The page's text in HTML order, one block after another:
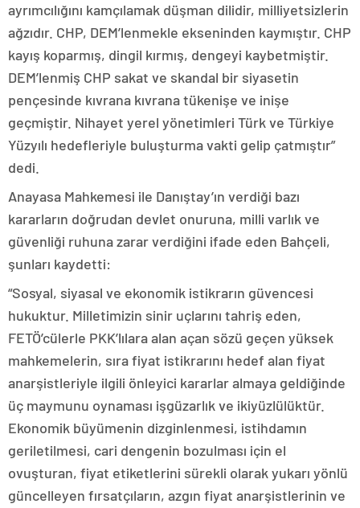
ayrımcılığını kamçılamak düşman dilidir, milliyetsizlerin
ağzıdır. CHP, DEM’lenmekle ekseninden kaymıştır. CHP
kayış koparmış, dingil kırmış, dengeyi kaybetmiştir.
DEM’lenmiş CHP sakat ve skandal bir siyasetin
pençesinde kıvrana kıvrana tükenişe ve inişe
geçmiştir. Nihayet yerel yönetimleri Türk ve Türkiye
Yüzyılı hedefleriyle buluşturma vakti gelip çatmıştır”
dedi.
Anayasa Mahkemesi ile Danıştay’ın verdiği bazı
kararların doğrudan devlet onuruna, milli varlık ve
güvenliği ruhuna zarar verdiğini ifade eden Bahçeli,
şunları kaydetti:
“Sosyal, siyasal ve ekonomik istikrarın güvencesi
hukuktur. Milletimizin sinir uçlarını tahriş eden,
FETÖ’cülerle PKK’lılara alan açan sözü geçen yüksek
mahkemelerin, sıra fiyat istikrarını hedef alan fiyat
anarşistleriyle ilgili önleyici kararlar almaya geldiğinde
üç maymunu oynaması işgüzarlık ve ikiyüzlülüktür.
Ekonomik büyümenin dizginlenmesi, istihdamın
geriletilmesi, cari dengenin bozulması için el
ovuşturan, fiyat etiketlerini sürekli olarak yukarı yönlü
güncelleyen fırsatçıların, azgın fiyat anarşistlerinin ve